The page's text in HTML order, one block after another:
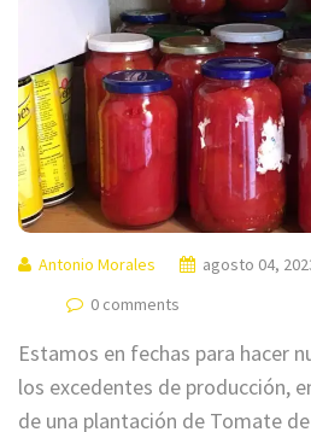
Antonio Morales agosto 04,
0 comments
Estamos en fechas para hacer
los excedentes de producción,
de una plantación de Tomate